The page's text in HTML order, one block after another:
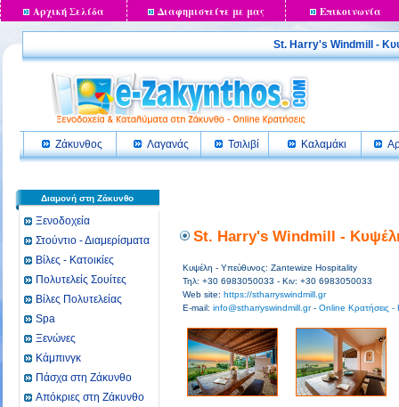
Αρχική Σελίδα Διαφημιστείτε με μας Επικοινωνία
St. Harry's Windmill -
Ζάκυνθος Λαγανάς Τσιλιβί Καλαμάκι
Διαμονή στη Ζάκυνθο
Ξενοδοχεία
Στούντιο - Διαμερίσματα
Βίλες - Κατοικίες
Πολυτελείς Σουίτες
Βίλες Πολυτελείας
Spa
Ξενώνες
Κάμπινγκ
Πάσχα στη Ζάκυνθο
Απόκριες στη Ζάκυνθο
St. Harry's Windmill -
Κυψέλη - Υπεύθυνος: Zantewize Hospitality
Τηλ: +30 6983050033 - Κιν: +30 6983050033
Web site: https://stharryswindmill.gr
E-mail: info@stharryswindmill.gr- Online Κρατήσεις -